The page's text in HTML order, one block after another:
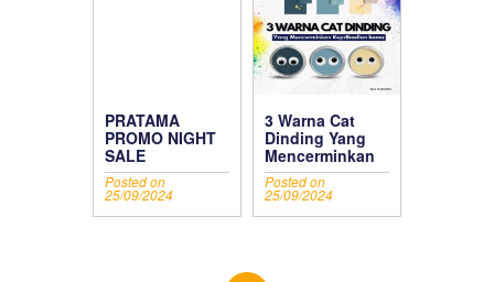
PRATAMA
PROMO NIGHT
SALE
Posted on
25/09/2024
3 Warna Cat
Dinding Yang
Mencerminkan
Kepribadian
Kamu
Posted on
25/09/2024